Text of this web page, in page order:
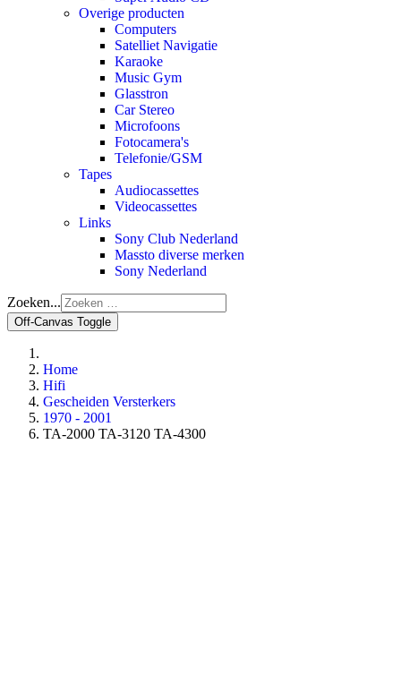
Overige producten
Computers
Satelliet Navigatie
Karaoke
Music Gym
Glasstron
Car Stereo
Microfoons
Fotocamera's
Telefonie/GSM
Tapes
Audiocassettes
Videocassettes
Links
Sony Club Nederland
Massto diverse merken
Sony Nederland
Zoeken...
Off-Canvas Toggle
Home
Hifi
Gescheiden Versterkers
1970 - 2001
TA-2000 TA-3120 TA-4300